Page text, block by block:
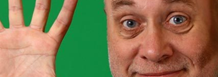
NEWSLETTER